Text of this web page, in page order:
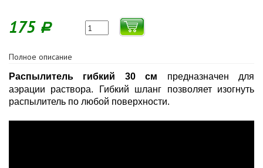
175 Р
Полное описание
Распылитель гибкий 30 см предназначен для
аэрации раствора. Гибкий шланг позволяет изогнуть
распылитель по любой поверхности.